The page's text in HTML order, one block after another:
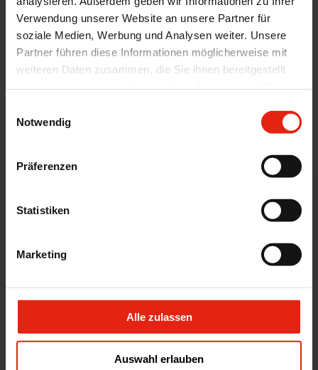
Verwendung unserer Website an unsere Partner für
soziale Medien, Werbung und Analysen weiter. Unsere
Partner führen diese Informationen möglicherweise mit
weiteren Daten zusammen, die Sie ihnen bereitgestellt
Notwendig
Präferenzen
Statistiken
Marketing
Alle zulassen
Auswahl erlauben
WELCO CoGel für ganze Teilstücke
Gelierung im Fleisch
Verbesserte Tumbel- und Kochausbeute
WELDING KENNENLERNEN
Produkte für die
Lebensmittelindustrie von
SPRECHEN SIE MIT UNS ÜBER IHRE FRAGEN UND WIR
GEBEN IHNEN ANTWORTEN ZU UNSERE